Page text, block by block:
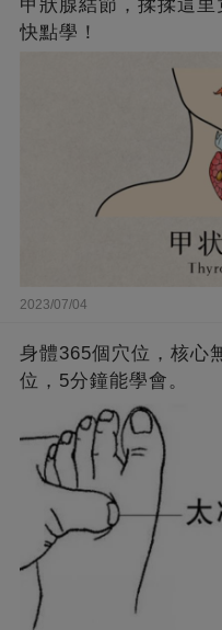
甲狀腺結節，揉揉這
快點學！
2023/07/04
身體365個穴位，核心
位，5分鐘能學會。